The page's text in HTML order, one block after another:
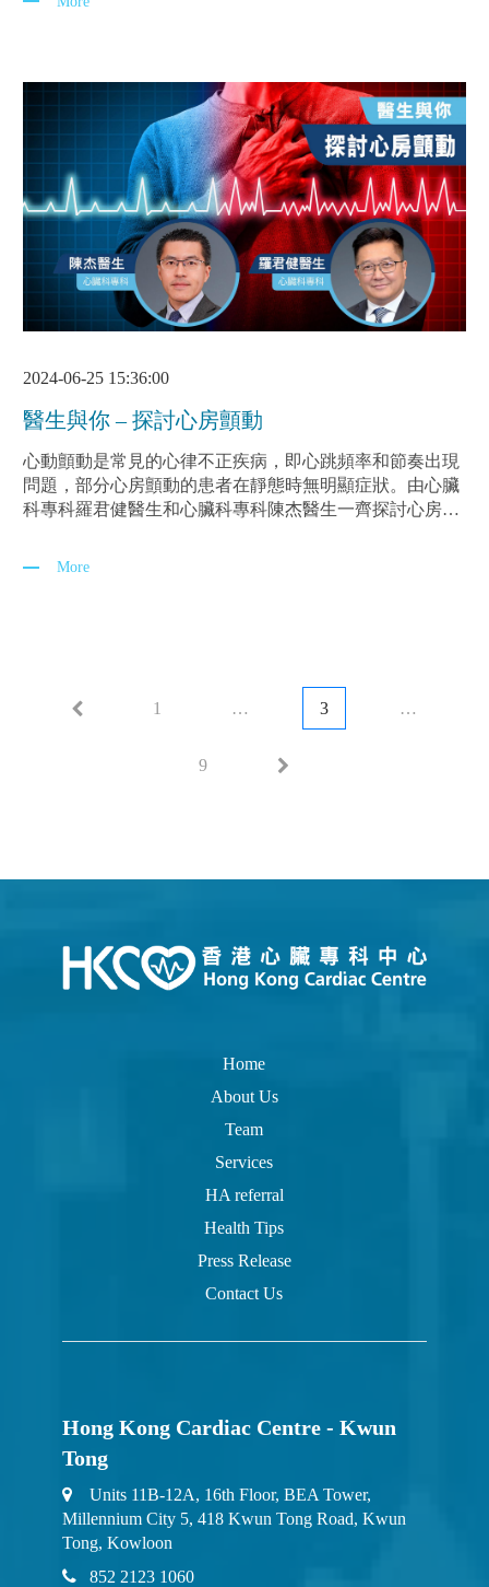
2024-06-25 15:36:00
醫生與你 – 探討心房顫動
心動顫動是常見的心律不正疾病，即心跳頻率和節奏出現
問題，部分心房顫動的患者在靜態時無明顯症狀。由心臟
科專科羅君健醫生和心臟科專科陳杰醫生一齊探討心房顫
More
1 … 3 …
9
Home
About Us
Team
Services
HA referral
Health Tips
Press Release
Contact Us
Hong Kong Cardiac Centre - Kwun
Tong
Units 11B-12A, 16th Floor, BEA Tower,
Millennium City 5, 418 Kwun Tong Road, Kwun
Tong, Kowloon
852 2123 1060